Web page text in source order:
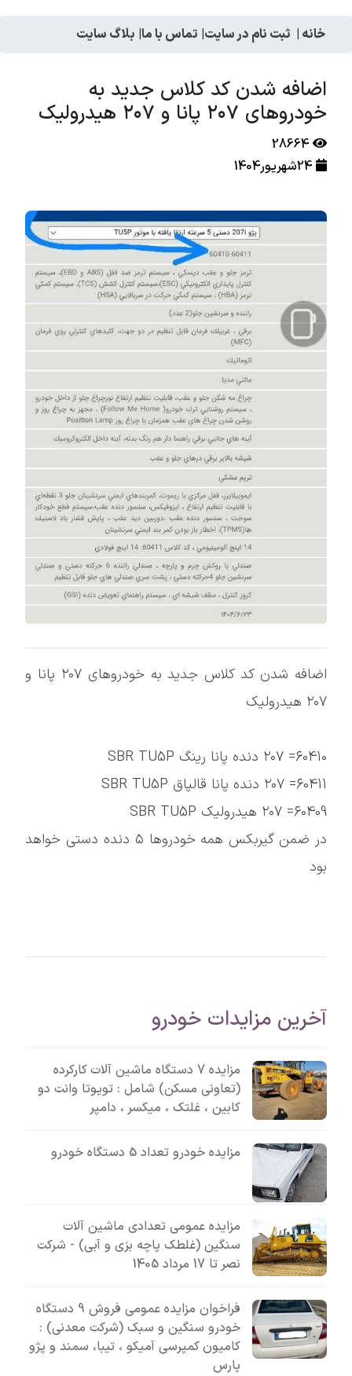
خانه | ثبت نام در سایت| تماس با ما| بلاگ سایت
اضافه شدن کد کلاس جدید به
خودروهای ۲۰۷ پانا و ۲۰۷ هیدرولیک
28664
24شهریور1404
اضافه شدن کد کلاس جدید به خودروهای ۲۰۷ پانا و
۲۰۷ هیدرولیک
60410= ۲۰۷ دنده پانا رینگ SBR TU5P
60411= ۲۰۷ دنده پانا قالپاق SBR TU5P
60409= ۲۰۷ هیدرولیک SBR TU5P
در ضمن گیربکس همه خودروها ۵ دنده دستی خواهد
بود
آخرین مزایدات خودرو
مزایده 7 دستگاه ماشین آلات کارکرده
(تعاونی مسکن) شامل : تویوتا وانت دو
کابین ، غلتک ، میکسر ، دامپر
مزایده خودرو تعداد 5 دستگاه خودرو
مزایده عمومی تعدادی ماشین آلات
سنگین (غلطک پاچه بزی و آبی) - شرکت
نصر تا 17 مرداد 1405
فراخوان مزایده عمومی فروش 9 دستگاه
خودرو سنگین و سبک (شرکت معدنی) :
کامیون کمپرسی آمیکو ، تیبا، سمند و پژو
پارس